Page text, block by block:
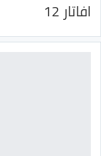
افاتار 12